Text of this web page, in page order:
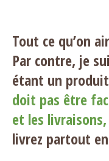
Tout ce qu’on
Par contre, je
étant un
doit pas être
et les
livrez partout